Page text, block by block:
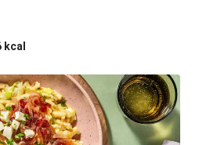
kcal